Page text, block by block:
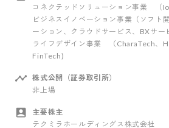
コネクテッドソリューション事業 ​（
ビジネスイノベーション事業​（ソフト
ーション、クラウドサービス、BXサー
ライフデザイン事業 ​（CharaTech、
FinTech)
株式公開（証券取引所）
非上場
主要株主
テクミラホールディングス株式会社